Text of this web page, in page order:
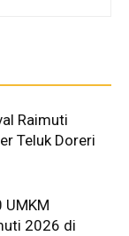
Raimuti
Teluk Doreri
UMKM
2026 di